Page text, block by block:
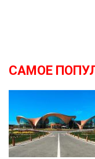
САМОЕ